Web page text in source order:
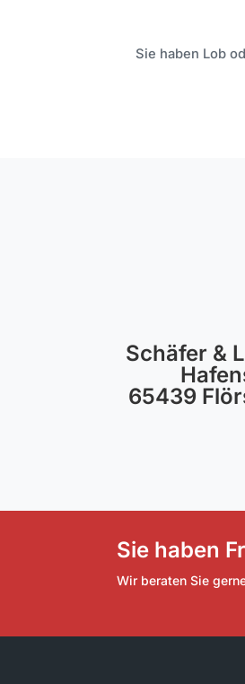
Sie haben Lob
Schäfer &
65439
Sie haben
Wir beraten Sie